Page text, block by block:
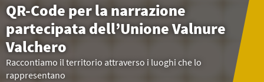
QR-Code per la narrazione
partecipata dell’Unione Valnure
Valchero
Raccontiamo il territorio attraverso i luoghi che lo
rappresentano